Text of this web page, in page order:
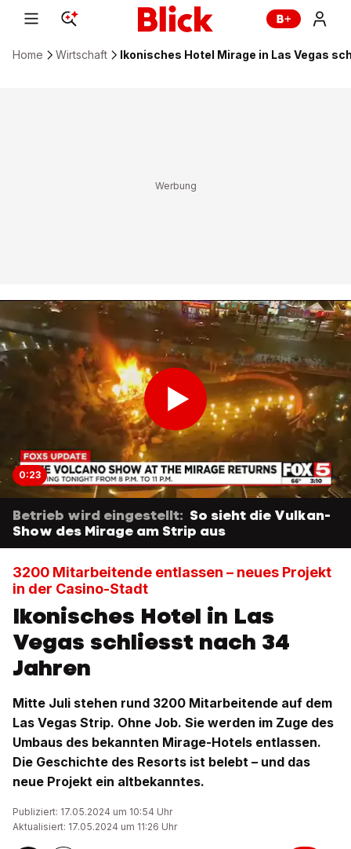
Home Wirtschaft Ikonisches Hotel Mirage in Las Vegas
0:23
Betrieb wird eingestellt: So sieht die Vulkan-
Show des Mirage am Strip aus
3200 Mitarbeitende entlassen – neues Projekt
in der Casino-Stadt
Ikonisches Hotel in Las
Vegas schliesst nach 34
Jahren
Mitte Juli stehen rund 3200 Mitarbeitende auf dem
Las Vegas Strip. Ohne Job. Sie werden im Zuge des
Umbaus des bekannten Mirage-Hotels entlassen.
Die Geschichte des Resorts ist belebt – und das
neue Projekt ein altbekanntes.
Publiziert: 17.05.2024 um 10:54 Uhr
Aktualisiert: 17.05.2024 um 11:26 Uhr